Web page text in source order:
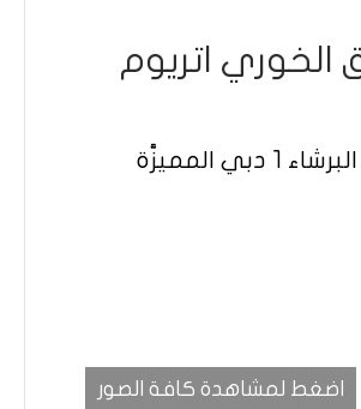
الخوري اتريوم
اضغط لمشاهدة كافة الصور